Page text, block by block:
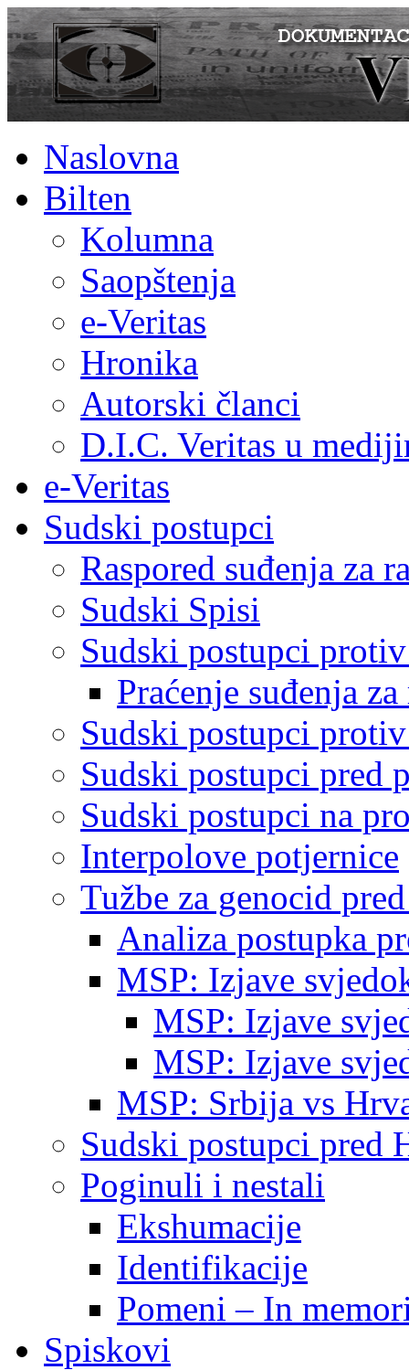
Naslovna
Bilten
Kolumna
Saopštenja
e-Veritas
Hronika
Autorski članci
D.I.C. Veritas u
e-Veritas
Sudski postupci
Raspored suđenja za
Sudski Spisi
Sudski postupci
Praćenje suđenja
Sudski postupci
Sudski postupci pred
Sudski postupci na
Interpolove potjernice
Tužbe za genocid
Analiza postupka
MSP: Izjave
MSP: Izjave
MSP: Izjave
MSP: Srbija vs
Sudski postupci pred
Poginuli i nestali
Ekshumacije
Identifikacije
Pomeni – In
Spiskovi